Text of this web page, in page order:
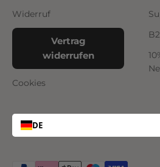
Widerruf
Vertrag
widerrufen
Cookies
DE